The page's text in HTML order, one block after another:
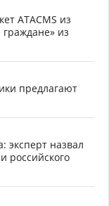
ATACMS из
из
предлагают
эксперт назвал
российского